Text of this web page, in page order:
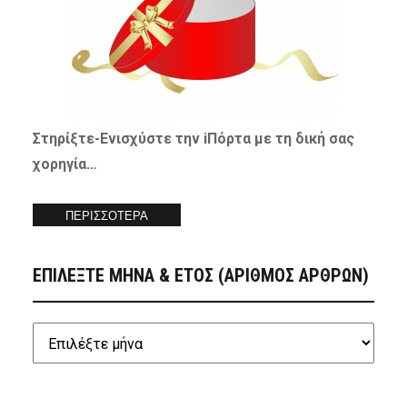
Στηρίξτε-Ενισχύστετην iΠόρτα με τη δική σας
χορηγία…
ΠΕΡΙΣΣΟΤΕΡΑ
ΕΠΙΛΕΞΤΕ ΜΗΝΑ & ΕΤΟΣ (ΑΡΙΘΜΟΣ ΑΡΘΡΩΝ)